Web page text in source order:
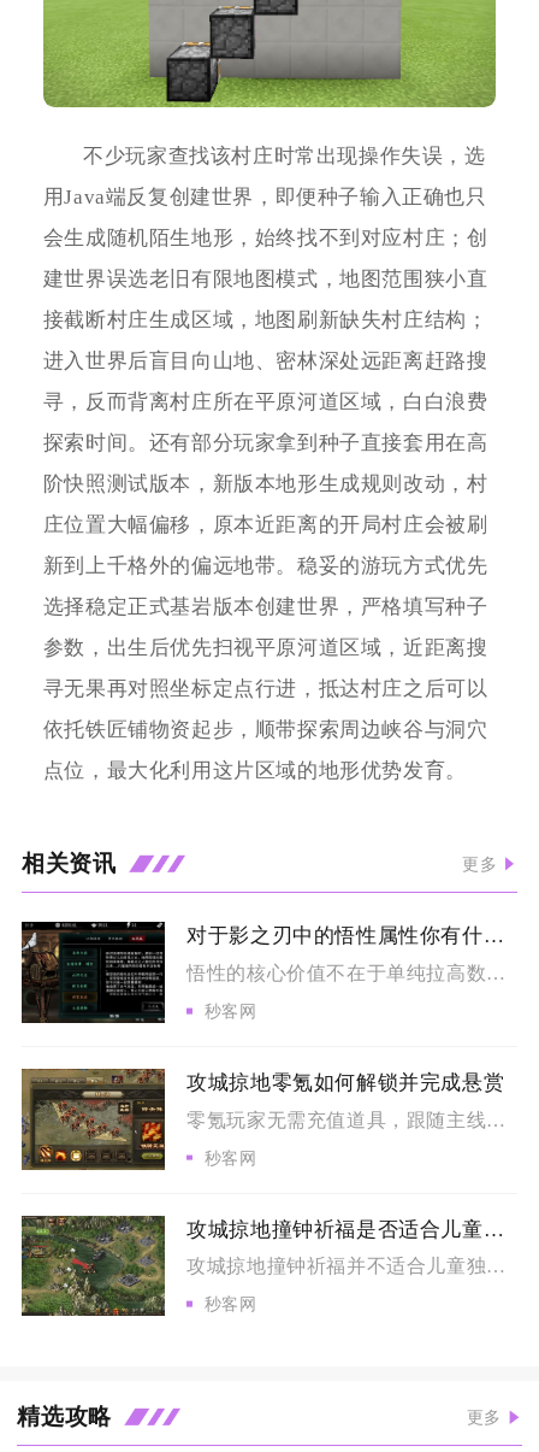
不少玩家查找该村庄时常出现操作失误，选
用Java端反复创建世界，即便种子输入正确也只
会生成随机陌生地形，始终找不到对应村庄；创
建世界误选老旧有限地图模式，地图范围狭小直
接截断村庄生成区域，地图刷新缺失村庄结构；
进入世界后盲目向山地、密林深处远距离赶路搜
寻，反而背离村庄所在平原河道区域，白白浪费
探索时间。还有部分玩家拿到种子直接套用在高
阶快照测试版本，新版本地形生成规则改动，村
庄位置大幅偏移，原本近距离的开局村庄会被刷
新到上千格外的偏远地带。稳妥的游玩方式优先
选择稳定正式基岩版本创建世界，严格填写种子
参数，出生后优先扫视平原河道区域，近距离搜
寻无果再对照坐标定点行进，抵达村庄之后可以
依托铁匠铺物资起步，顺带探索周边峡谷与洞穴
点位，最大化利用这片区域的地形优势发育。
相关资讯 更多
对于影之刃中的悟性属性你有什么独到的理解
悟性的核心价值不在于单纯拉高数值，而是作为心法装配的资源阈值...
秒客网
攻城掠地零氪如何解锁并完成悬赏
零氪玩家无需充值道具，跟随主线推进、均衡升级工坊建筑解锁神机...
秒客网
攻城掠地撞钟祈福是否适合儿童参与
攻城掠地撞钟祈福并不适合儿童独立参与，仅可在监护人全程陪同、...
秒客网
精选攻略 更多